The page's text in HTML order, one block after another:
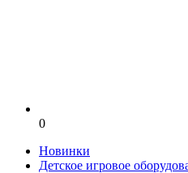
0
Новинки
Детское игровое